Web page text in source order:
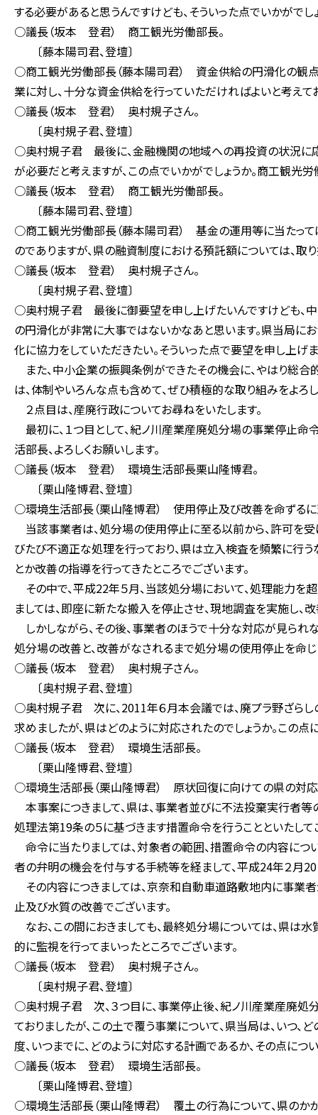
する必要があると思うんですけども、そういった点でいかがでし
○議長（坂本 登君） 商工観光労働部長。
〔藤本陽司君、登壇〕
○商工観光労働部長（藤本陽司君） 資金供給の円滑化の観
業に対し、十分な資金供給を行っていただければよいと考えて
○議長（坂本 登君） 奥村規子さん。
〔奥村規子君、登壇〕
○奥村規子君 最後に、金融機関の地域への再投資の状況に
が必要だと考えますが、この点でいかがでしょうか。商工観光労
○議長（坂本 登君） 商工観光労働部長。
〔藤本陽司君、登壇〕
○商工観光労働部長（藤本陽司君） 基金の運用等に当たって
のでありますが、県の融資制度における預託額については、
○議長（坂本 登君） 奥村規子さん。
〔奥村規子君、登壇〕
○奥村規子君 最後に御要望を申し上げたいんですけども、中
の円滑化が非常に大事ではないかなあと思います。県当局に
化に協力をしていただきたい。そういった点で要望を申し上げま
また、中小企業の振興条例ができたその機会に、やはり総
は、体制やいろんな点も含めて、ぜひ積極的な取り組みをよろ
２点目は、産廃行政についてお尋ねをいたします。
最初に、１つ目として、紀ノ川産業産廃処分場の事業停止命
活部長、よろしくお願いします。
○議長（坂本 登君） 環境生活部長栗山隆博君。
〔栗山隆博君、登壇〕
○環境生活部長（栗山隆博君） 使用停止及び改善を命ずるに
当該事業者は、処分場の使用停止に至る以前から、許可を
びたび不適正な処理を行っており、県は立入検査を頻繁に行
とか改善の指導を行ってきたところでございます。
その中で、平成22年５月、当該処分場において、処理能力を
ましては、即座に新たな搬入を停止させ、現地調査を実施し、
しかしながら、その後、事業者のほうで十分な対応が見られ
処分場の改善と、改善がなされるまで処分場の使用停止を命じ
○議長（坂本 登君） 奥村規子さん。
〔奥村規子君、登壇〕
○奥村規子君 次に、2011年６月本会議では、廃プラ野ざら
求めましたが、県はどのように対応されたのでしょうか。この点
○議長（坂本 登君） 環境生活部長。
〔栗山隆博君、登壇〕
○環境生活部長（栗山隆博君） 原状回復に向けての県の対応
本事案につきまして、県は、事業者並びに不法投棄実行者等
処理法第19条の５に基づきます措置命令を行うことといたして
命令に当たりましては、対象者の範囲、措置命令の内容につ
者の弁明の機会を付与する手続等を経まして、平成24年２月
その内容につきましては、京奈和自動車道路敷地内に事業
止及び水質の改善でございます。
なお、この間におきましても、最終処分場については、県は
的に監視を行ってまいったところでございます。
○議長（坂本 登君） 奥村規子さん。
〔奥村規子君、登壇〕
○奥村規子君 次、３つ目に、事業停止後、紀ノ川産業産廃処
ておりましたが、この土で覆う事業について、県当局は、いつ、
度、いつまでに、どのように対応する計画であるか、その点に
○議長（坂本 登君） 環境生活部長。
〔栗山隆博君、登壇〕
○環境生活部長（栗山隆博君） 覆土の行為について、県のか